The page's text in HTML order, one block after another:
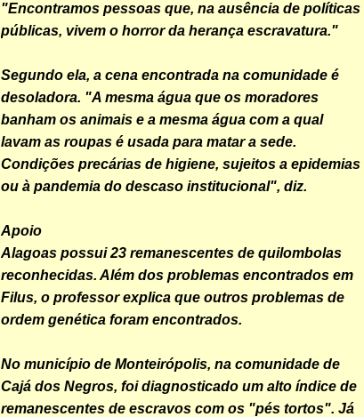
"Encontramos pessoas que, na ausência de políticas
públicas, vivem o horror da herança escravatura."
Segundo ela, a cena encontrada na comunidade é
desoladora. "A mesma água que os moradores
banham os animais e a mesma água com a qual
lavam as roupas é usada para matar a sede.
Condições precárias de higiene, sujeitos a epidemias
ou à pandemia do descaso institucional", diz.
Apoio
Alagoas possui 23 remanescentes de quilombolas
reconhecidas. Além dos problemas encontrados em
Filus, o professor explica que outros problemas de
ordem genética foram encontrados.
No município de Monteirópolis, na comunidade de
Cajá dos Negros, foi diagnosticado um alto índice de
remanescentes de escravos com os "pés tortos". Já